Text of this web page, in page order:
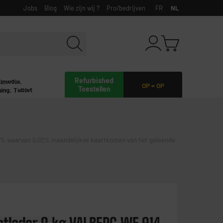
Jobs Blog Wie zijn wij ? Pro/bedrijven FR NL
OP = OP
Refurbished
Toestellen
Tablet
waarvan 0,02% maandelijkse kaartkosten van het geleende